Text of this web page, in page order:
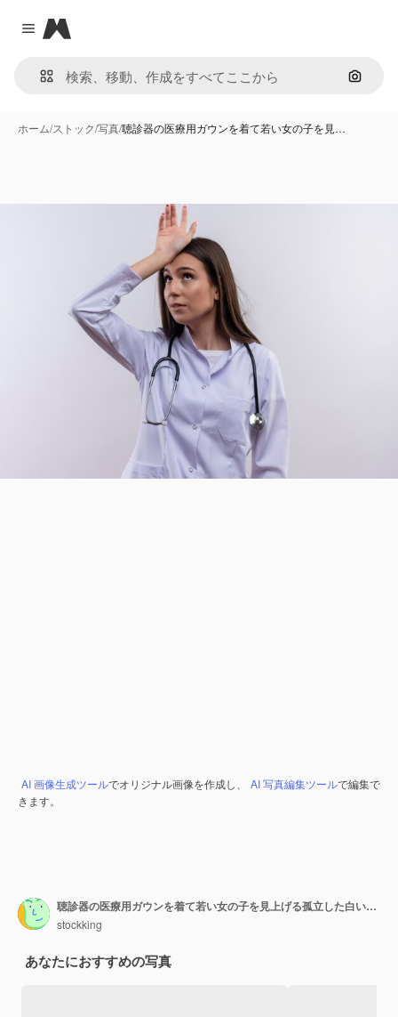
Close menu
Magnific
画像で
ホーム/ストック/写真/聴診器の医療用ガウンを着て若い女の子を見…
AI 画像生成ツールでオリジナル画像を作成し、 AI 写真編集ツールで編集で
きます。
聴診器の医療用ガウンを着て若い女の子を見上げる孤立した白い背景の上の彼女の手を頭に
stockking
あなたにおすすめの写真